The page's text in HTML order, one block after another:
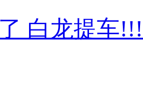
白龙提车